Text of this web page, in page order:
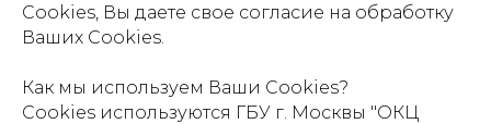
Cookies, Вы даете свое согласие на обработку
Ваших Cookies.
Как мы используем Ваши Cookies?
Cookies используются ГБУ г. Москвы "ОКЦ